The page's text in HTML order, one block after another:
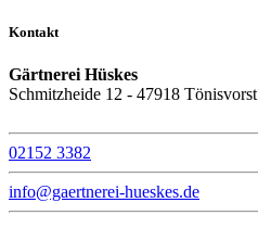
Kontakt
Gärtnerei Hüskes
Schmitzheide 12 - 47918 Tönisvorst
02152 3382
info@gaertnerei-hueskes.de